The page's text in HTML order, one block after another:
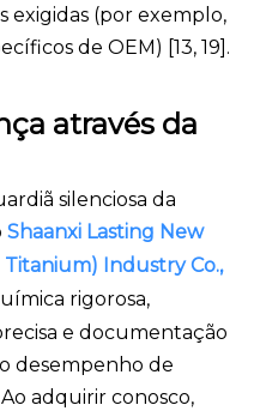
exigidas (por exemplo,
de OEM) [13, 19].
através da
silenciosa da
Shaanxi Lasting New
Industry Co.,
rigorosa,
e documentação
desempenho de
adquirir conosco,